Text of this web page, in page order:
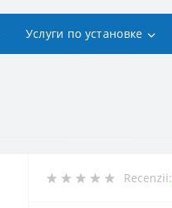
Услуги по установке
Recenzii: